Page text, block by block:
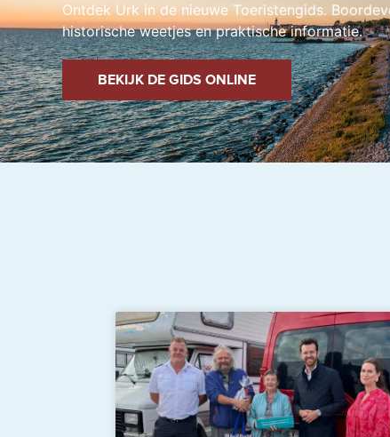
Ontdek Urk in de nieuwe Toeristengids.
historische weetjes en praktische informatie.
BEKIJK DE GIDS ONLINE